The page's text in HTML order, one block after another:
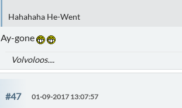
Hahahaha He-Went
Ay-gone
Volvoloos....
#47 01-09-2017 13:07:57